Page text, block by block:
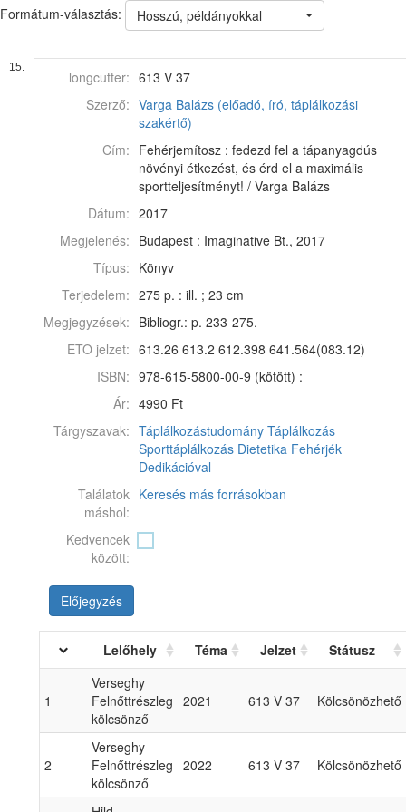
Formátum-választás: Hosszú, példányokkal
15.
longcutter: 613 V 37
Szerző: Varga Balázs (előadó, író, táplálkozási
szakértő)
Cím: Fehérjemítosz : fedezd fel a tápanyagdús
növényi étkezést, és érd el a maximális
sportteljesítményt! / Varga Balázs
Dátum: 2017
Megjelenés: Budapest : Imaginative Bt., 2017
Típus: Könyv
Terjedelem: 275 p. : ill. ; 23 cm
Megjegyzések: Bibliogr.: p. 233-275.
ETO jelzet: 613.26 613.2 612.398 641.564(083.12)
ISBN: 978-615-5800-00-9 (kötött) :
Ár: 4990 Ft
Tárgyszavak: Táplálkozástudomány Táplálkozás
Sporttáplálkozás Dietetika Fehérjék
Dedikációval
Találatok
máshol:
Keresés más forrásokban
Kedvencek
között:
Előjegyzés
Lelőhely Téma Jelzet Státusz
1
Verseghy
Felnőttrészleg
kölcsönző
2021 613 V 37 Kölcsönözhető
2
Verseghy
Felnőttrészleg
kölcsönző
2022 613 V 37 Kölcsönözhető